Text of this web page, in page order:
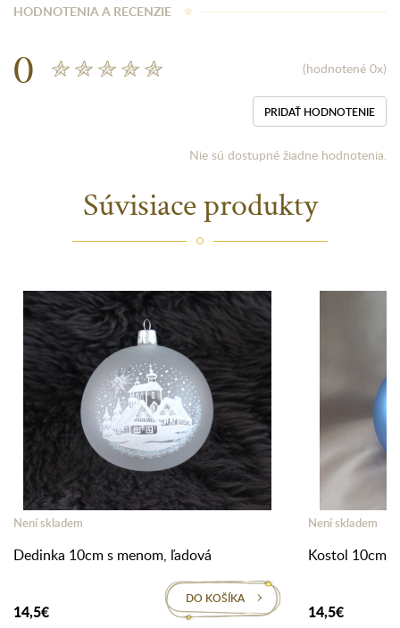
HODNOTENIA A RECENZIE
0 (hodnotené 0x)
PRIDAŤ HODNOTENIE
Nie sú dostupné žiadne hodnotenia.
Súvisiace produkty
Není skladem
Dedinka 10cm s menom, ľadová
14,5€
DO KOŠÍKA
Není skladem
Kostol 10cm
14,5€